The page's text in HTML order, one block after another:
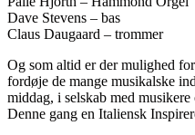
Dave Stevens – bas
Claus Daugaard – trommer
Og som altid er der mulighed
fordøje de mange musikalske
middag, i selskab med
Denne gang en Italiensk